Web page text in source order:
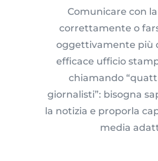
Comunicare con
correttamente o
oggettivamente più
efficace ufficio
chiamando
giornalisti”: bisogna
la notizia e proporla
media